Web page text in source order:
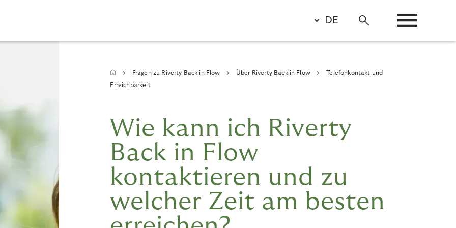
DE
Breadcrumb
Fragen zu Riverty Back in Flow Über Riverty Back in Flow
Telefonkontakt und
Erreichbarkeit
Wie kann ich Riverty
Back in Flow
kontaktieren und zu
welcher Zeit am besten